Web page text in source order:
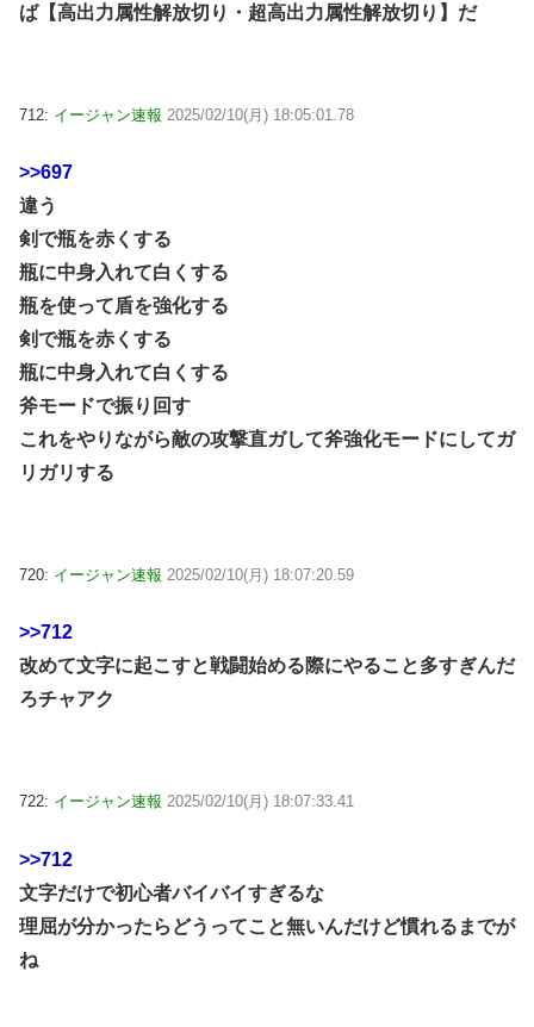
ば【高出力属性解放切り・超高出力属性解放切り】だ
712: イージャン速報 2025/02/10(月) 18:05:01.78
>>697
違う
剣で瓶を赤くする
瓶に中身入れて白くする
瓶を使って盾を強化する
剣で瓶を赤くする
瓶に中身入れて白くする
斧モードで振り回す
これをやりながら敵の攻撃直ガして斧強化モードにしてガ
リガリする
720: イージャン速報 2025/02/10(月) 18:07:20.59
>>712
改めて文字に起こすと戦闘始める際にやること多すぎんだ
ろチャアク
722: イージャン速報 2025/02/10(月) 18:07:33.41
>>712
文字だけで初心者バイバイすぎるな
理屈が分かったらどうってこと無いんだけど慣れるまでが
ね